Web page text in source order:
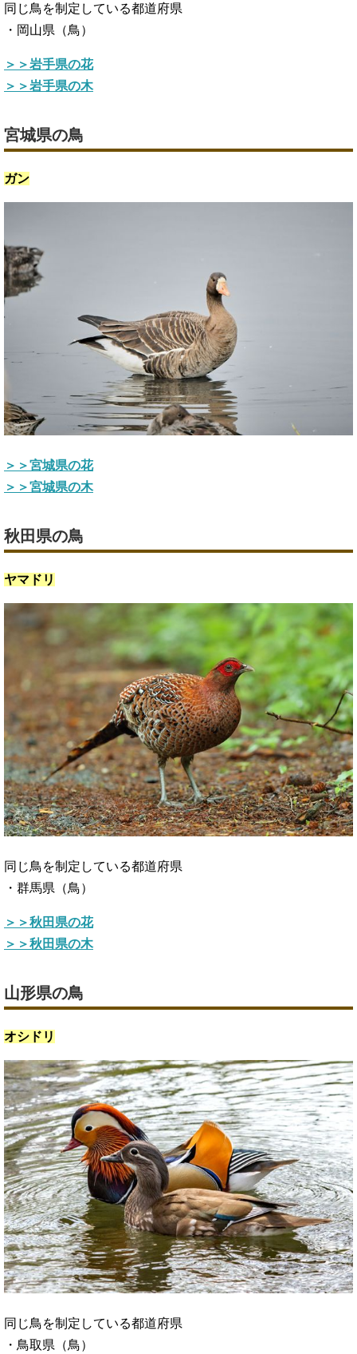
同じ鳥を制定している都道府県
・岡山県（鳥）
＞＞岩手県の花
＞＞岩手県の木
宮城県の鳥
ガン
＞＞宮城県の花
＞＞宮城県の木
秋田県の鳥
ヤマドリ
同じ鳥を制定している都道府県
・群馬県（鳥）
＞＞秋田県の花
＞＞秋田県の木
山形県の鳥
オシドリ
同じ鳥を制定している都道府県
・鳥取県（鳥）